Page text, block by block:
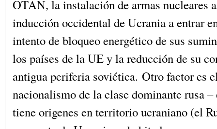
OTAN, la instalación de armas nucleares
inducción occidental de Ucrania a entrar
intento de bloqueo energético de sus
los países de la UE y la reducción de su
antigua periferia soviética. Otro factor es
nacionalismo de la clase dominante rusa
tiene origenes en territorio ucraniano (el